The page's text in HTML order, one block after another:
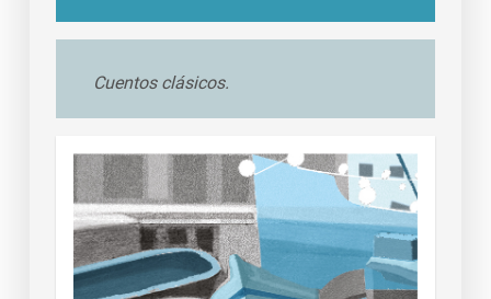
Cuentos clásicos.